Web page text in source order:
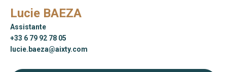
Lucie BAEZA
Assistante
+33 6 79 92 78 05
lucie.baeza@aixty.com